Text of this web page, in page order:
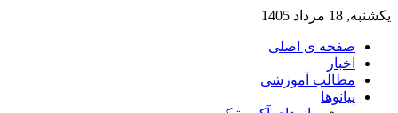
یکشنبه, 18 مرداد 1405
صفحه ی اصلی
اخبار
مطالب آموزشی
پیانوها